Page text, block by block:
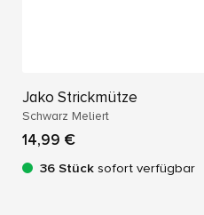
Jako Strickmütze
Schwarz Meliert
14,99 €
36 Stück sofort verfügbar